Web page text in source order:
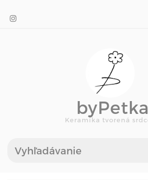
byPetka
Keramika tvorená